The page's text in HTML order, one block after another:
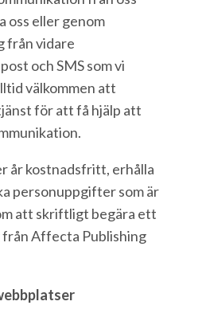
oss eller genom
från vidare
och SMS som vi
välkommen att
för att få hjälp att
år kostnadsfritt, erhålla
personuppgifter som är
att skriftligt begära ett
Affecta Publishing